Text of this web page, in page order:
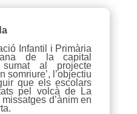
Infantil i Primària
de la capital
sumat al projecte
somriure’, l’objectiu
que els escolars
pel volcà de La
d’ànim en